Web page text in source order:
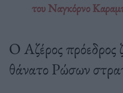
του Ναγκόρνο
Ο Αζέρος πρόεδρος
θάνατο Ρώσων